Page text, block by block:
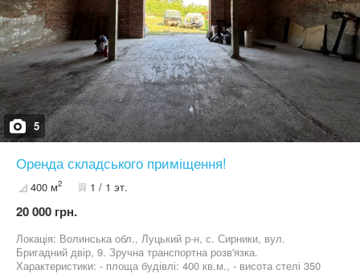
5
Оренда складського приміщення!
400 м2 1 / 1 эт.
20 000 грн.
Локація: Волинська обл., Луцький р-н, с. Сирники, вул.
Бригадний двір, 9. Зручна транспортна розв'язка.
Характеристики: - площа будівлі: 400 кв.м., - висота стелі 350